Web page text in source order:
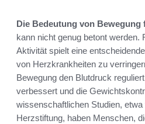
Die Bedeutung von
kann nicht genug betont werden.
Aktivität spielt eine
von Herzkrankheiten zu
Bewegung den Blutdruck
verbessert und die
wissenschaftlichen Studien,
Herzstiftung, haben Menschen,